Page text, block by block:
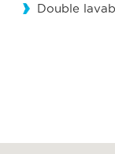
Double